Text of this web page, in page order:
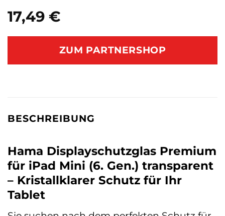
17,49 €
ZUM PARTNERSHOP
BESCHREIBUNG
Hama Displayschutzglas Premium
für iPad Mini (6. Gen.) transparent
– Kristallklarer Schutz für Ihr
Tablet